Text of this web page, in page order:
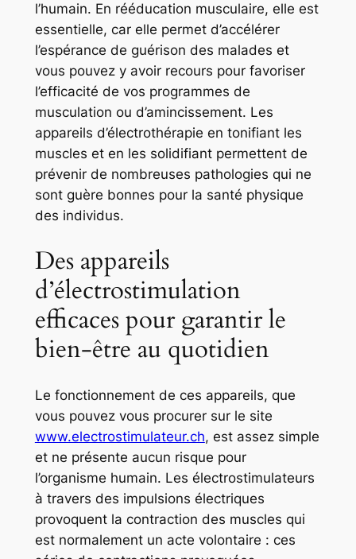
l’humain. En rééducation musculaire, elle est
essentielle, car elle permet d’accélérer
l’espérance de guérison des malades et
vous pouvez y avoir recours pour favoriser
l’efficacité de vos programmes de
musculation ou d’amincissement. Les
appareils d’électrothérapie en tonifiant les
muscles et en les solidifiant permettent de
prévenir de nombreuses pathologies qui ne
sont guère bonnes pour la santé physique
des individus.
Des appareils
d’électrostimulation
efficaces pour garantir le
bien-être au quotidien
Le fonctionnement de ces appareils, que
vous pouvez vous procurer sur le site
www.electrostimulateur.ch, est assez simple
et ne présente aucun risque pour
l’organisme humain. Les électrostimulateurs
à travers des impulsions électriques
provoquent la contraction des muscles qui
est normalement un acte volontaire : ces